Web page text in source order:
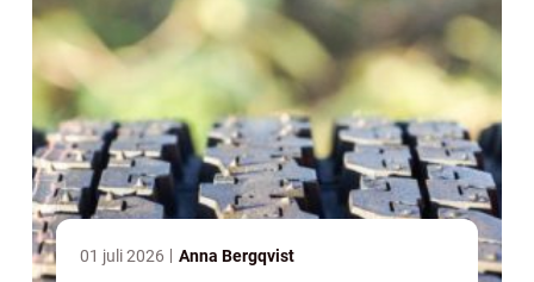
01 juli 2026 Anna Bergqvist